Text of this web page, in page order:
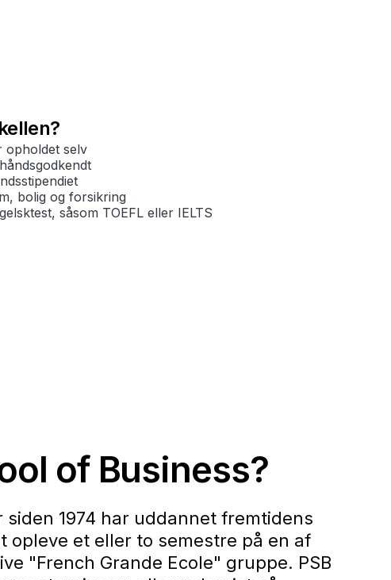
opholdet selv
bolig og forsikring
såsom TOEFL eller IELTS
of Business?
1974 har uddannet fremtidens
opleve et eller to semestre på en af
"French Grande Ecole" gruppe. PSB